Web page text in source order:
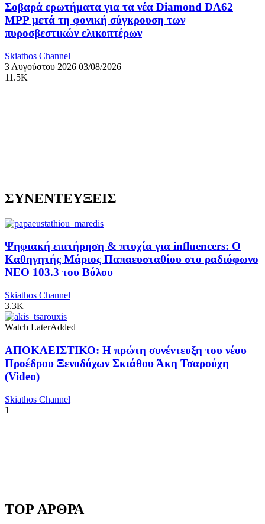
Σοβαρά ερωτήματα για τα νέα Diamond DA62
MPP μετά τη φονική σύγκρουση των
πυροσβεστικών ελικοπτέρων
Skiathos Channel
3 Αυγούστου 2026 03/08/2026
11.5K
ΣΥΝΕΝΤΕΥΞΕΙΣ
Ψηφιακή επιτήρηση & πτυχία για influencers: Ο
Καθηγητής Μάριος Παπαευσταθίου στο ραδιόφωνο
NEO 103.3 του Βόλου
Skiathos Channel
3.3K
Watch LaterAdded
ΑΠΟΚΛΕΙΣΤΙΚΟ: Η πρώτη συνέντευξη του νέου
Προέδρου Ξενοδόχων Σκιάθου Άκη Τσαρούχη
(Video)
Skiathos Channel
1
TOP ΑΡΘΡΑ